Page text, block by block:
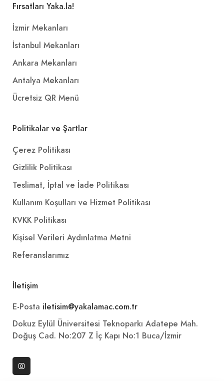
Fırsatları Yaka.la!
İzmir Mekanları
İstanbul Mekanları
Ankara Mekanları
Antalya Mekanları
Ücretsiz QR Menü
Politikalar ve Şartlar
Çerez Politikası
Gizlilik Politikası
Teslimat, İptal ve İade Politikası
Kullanım Koşulları ve Hizmet Politikası
KVKK Politikası
Kişisel Verileri Aydınlatma Metni
Referanslarımız
İletişim
E-Posta iletisim@yakalamac.com.tr
Dokuz Eylül Üniversitesi Teknoparkı Adatepe Mah.
Doğuş Cad. No:207 Z İç Kapı No:1 Buca/İzmir